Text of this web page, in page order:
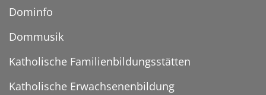
Dominfo
Dommusik
Katholische Familienbildungsstätten
Katholische Erwachsenenbildung